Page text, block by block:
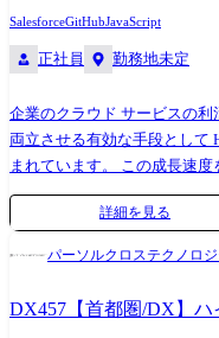
SalesforceGitHubJavaScript
正社員 勤務地未定
企業のクラウド サービスの
両立させる有効な手段として
まれています。 この成長速度
販売管理ツールである
ます。 単なるシステム運用担
かしながら HENNGE One ビ
通じて、HENNGE One や会
ドと連携した業務プロセス改
詳細を見る
パーソルクロステクノロ
DX457【首都圏/DX】ハ